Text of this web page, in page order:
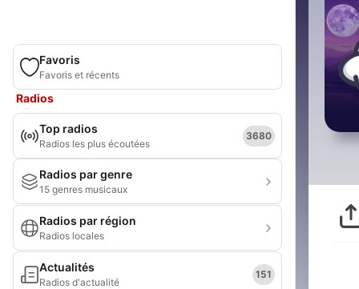
Favoris
Favoris et récents
Radios
Top radios
Radios les plus écoutées
3680
Radios par genre
15 genres musicaux
Radios par région
Radios locales
Actualités
Radios d'actualité
151